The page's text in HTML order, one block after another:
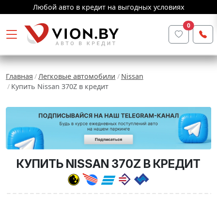
Любой авто в кредит на выгодных условиях
0
Главная Легковые автомобили
Nissan
Купить Nissan 370Z в кредит
КУПИТЬ NISSAN 370Z В КРЕДИТ